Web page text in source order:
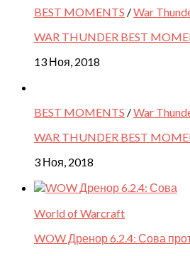
BEST MOMENTS /War
WAR THUNDER BEST
13 Ноя, 2018
BEST MOMENTS /War
WAR THUNDER BEST
3 Ноя, 2018
World of Warcraft
WOW Дренор 6.2.4: Сова